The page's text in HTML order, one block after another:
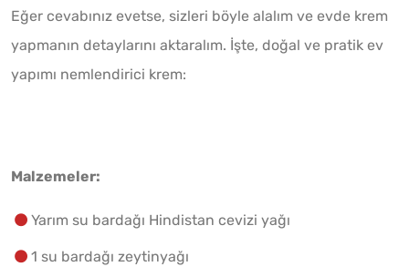
Eğer cevabınız evetse, sizleri böyle alalım ve evde krem
yapmanın detaylarını aktaralım. İşte, doğal ve pratik ev
yapımı nemlendirici krem:
Malzemeler:
Yarım su bardağı Hindistan cevizi yağı
1 su bardağı zeytinyağı